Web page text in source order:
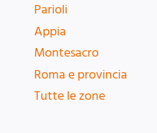
Parioli
Appia
Montesacro
Roma e provincia
Tutte le zone